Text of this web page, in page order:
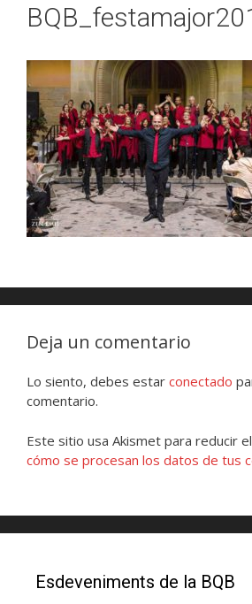
Deja un comentario
Lo siento, debes estar conectado
comentario.
Este sitio usa Akismet para reducir
cómo se procesan los datos de tus
Esdeveniments de la BQB